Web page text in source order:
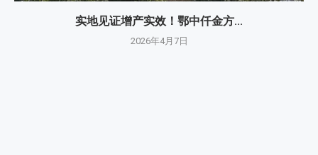
实地见证增产实效！鄂中仟金方...
2026年4月7日